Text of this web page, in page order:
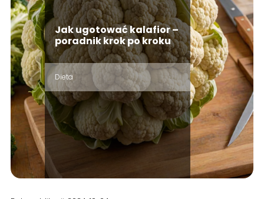
Jak ugotować kalafior –
poradnik krok po kroku
Dieta